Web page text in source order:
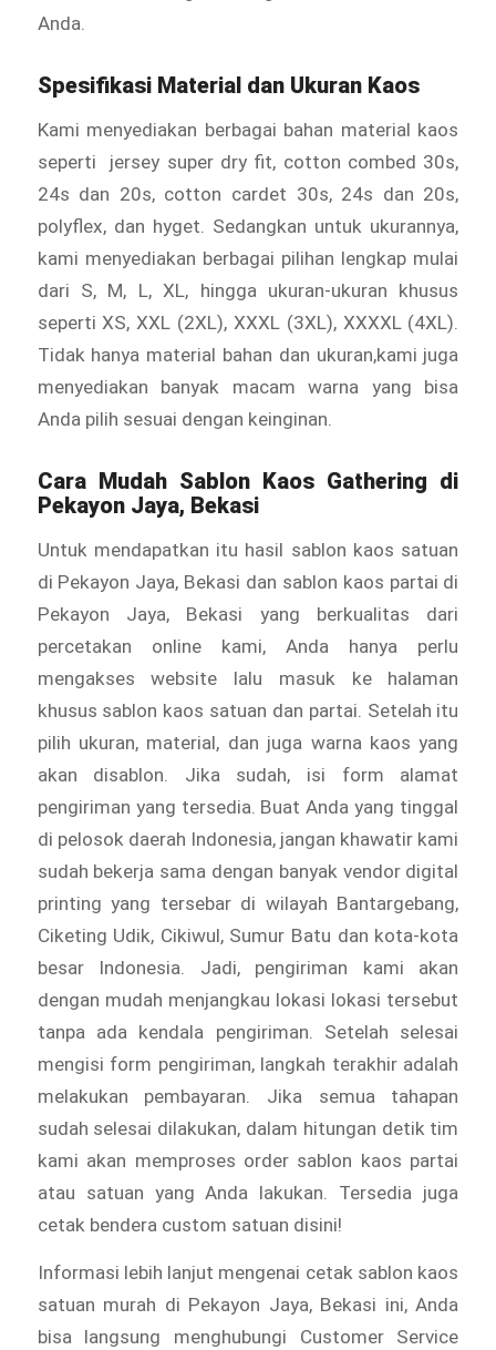
Anda.
Spesifikasi Material dan Ukuran Kaos
Kami menyediakan berbagai bahan material kaos
seperti jersey super dry fit, cotton combed 30s,
24s dan 20s, cotton cardet 30s, 24s dan 20s,
polyflex, dan hyget. Sedangkan untuk ukurannya,
kami menyediakan berbagai pilihan lengkap mulai
dari S, M, L, XL, hingga ukuran-ukuran khusus
seperti XS, XXL (2XL), XXXL (3XL), XXXXL (4XL).
Tidak hanya material bahan dan ukuran,kami juga
menyediakan banyak macam warna yang bisa
Anda pilih sesuai dengan keinginan.
Cara Mudah Sablon Kaos Gathering di
Pekayon Jaya, Bekasi
Untuk mendapatkan itu hasil sablon kaos satuan
di Pekayon Jaya, Bekasi dan sablon kaos partai di
Pekayon Jaya, Bekasi yang berkualitas dari
percetakan online kami, Anda hanya perlu
mengakses website lalu masuk ke halaman
khusus sablon kaos satuan dan partai. Setelah itu
pilih ukuran, material, dan juga warna kaos yang
akan disablon. Jika sudah, isi form alamat
pengiriman yang tersedia. Buat Anda yang tinggal
di pelosok daerah Indonesia, jangan khawatir kami
sudah bekerja sama dengan banyak vendor digital
printing yang tersebar di wilayah Bantargebang,
Ciketing Udik, Cikiwul, Sumur Batu dan kota-kota
besar Indonesia. Jadi, pengiriman kami akan
dengan mudah menjangkau lokasi lokasi tersebut
tanpa ada kendala pengiriman. Setelah selesai
mengisi form pengiriman, langkah terakhir adalah
melakukan pembayaran. Jika semua tahapan
sudah selesai dilakukan, dalam hitungan detik tim
kami akan memproses order sablon kaos partai
atau satuan yang Anda lakukan. Tersedia juga
cetak bendera custom satuan disini!
Informasi lebih lanjut mengenai cetak sablon kaos
satuan murah di Pekayon Jaya, Bekasi ini, Anda
bisa langsung menghubungi Customer Service